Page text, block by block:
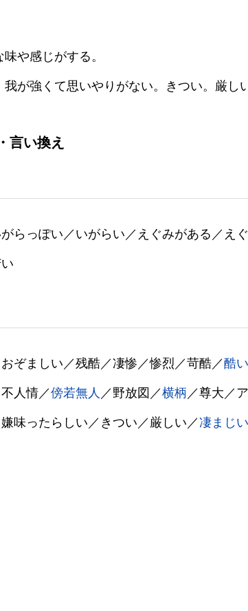
や感じがする。
が強くて思いやりがない。きつい。厳しい
言い換え
らっぽい／いがらい／えぐみがある／え
ぞましい／残酷／凄惨／惨烈／苛酷／酷い
人情／傍若無人 ／野放図／横柄 ／尊大／
味ったらしい／きつい／厳しい／凄まじい